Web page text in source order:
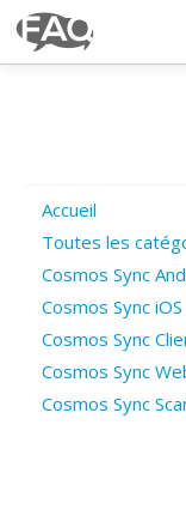
Poser une
Questions
Connexion
Accueil
Toutes les
Cosmos Sync
Cosmos Sync iOS
Cosmos Sync
Cosmos Sync
Cosmos Sync